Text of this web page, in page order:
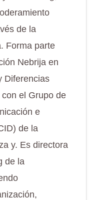
de la
Forma parte
Nebrija en
Diferencias
el Grupo de
e
de la
y. Es directora
de la